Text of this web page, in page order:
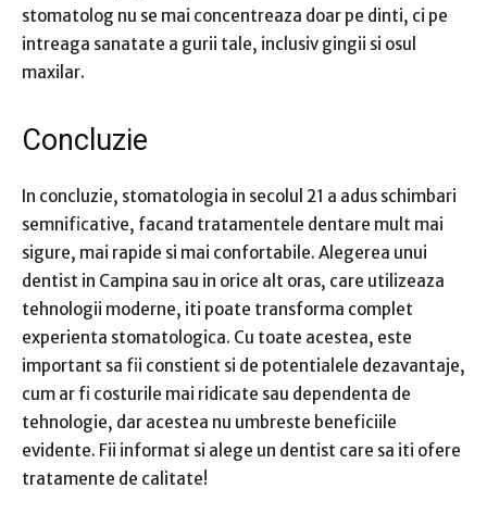
stomatolog nu se mai concentreaza doar pe dinti, ci pe
intreaga sanatate a gurii tale, inclusiv gingii si osul
maxilar.
Concluzie
In concluzie, stomatologia in secolul 21 a adus schimbari
semnificative, facand tratamentele dentare mult mai
sigure, mai rapide si mai confortabile. Alegerea unui
dentist in Campina sau in orice alt oras, care utilizeaza
tehnologii moderne, iti poate transforma complet
experienta stomatologica. Cu toate acestea, este
important sa fii constient si de potentialele dezavantaje,
cum ar fi costurile mai ridicate sau dependenta de
tehnologie, dar acestea nu umbreste beneficiile
evidente. Fii informat si alege un dentist care sa iti ofere
tratamente de calitate!